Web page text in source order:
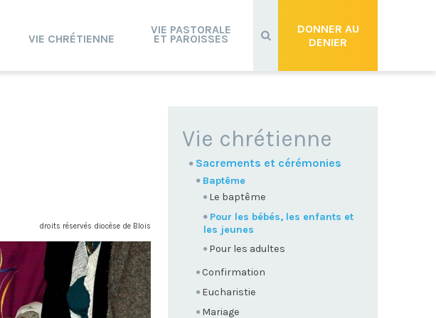
DONNER AU
DENIER
VIE CHRÉTIENNE
VIE PASTORALE
ET PAROISSES
droits réservés diocèse de Blois
NAVIGATION
Vie chrétienne
Sacrements et cérémonies
Baptême
Le baptême
Pour les bébés, les enfants et
les jeunes
Pour les adultes
Confirmation
Eucharistie
Mariage